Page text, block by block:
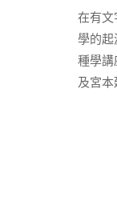
在有
學的起
種學
及宮